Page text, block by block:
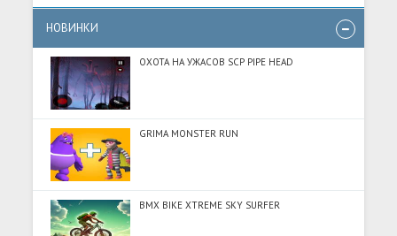
НОВИНКИ
ОХОТА НА УЖАСОВ SCP PIPE HEAD
GRIMA MONSTER RUN
BMX BIKE XTREME SKY SURFER